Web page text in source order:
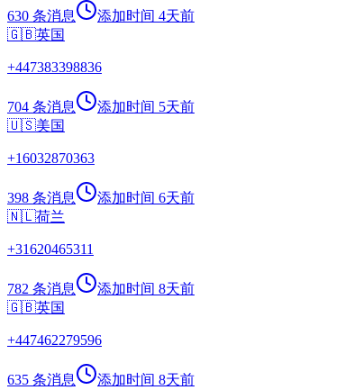
630 条消息 添加时间 4天前
🇬🇧英国
+447383398836
704 条消息 添加时间 5天前
🇺🇸美国
+16032870363
398 条消息 添加时间 6天前
🇳🇱荷兰
+31620465311
782 条消息 添加时间 8天前
🇬🇧英国
+447462279596
635 条消息 添加时间 8天前